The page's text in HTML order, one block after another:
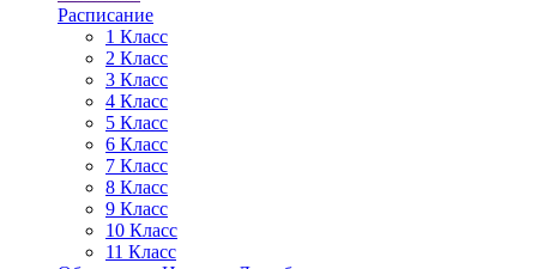
Расписание
1 Класс
2 Класс
3 Класс
4 Класс
5 Класс
6 Класс
7 Класс
8 Класс
9 Класс
10 Класс
11 Класс